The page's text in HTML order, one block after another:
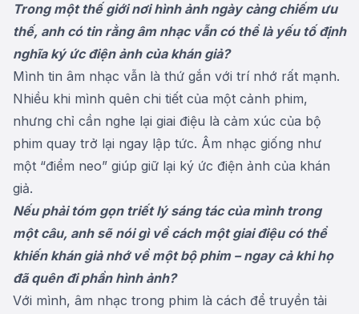
Trong một thế giới nơi hình ảnh ngày càng chiếm ưu
thế, anh có tin rằng âm nhạc vẫn có thể là yếu tố định
nghĩa ký ức điện ảnh của khán giả?
Mình tin âm nhạc vẫn là thứ gắn với trí nhớ rất mạnh.
Nhiều khi mình quên chi tiết của một cảnh phim,
nhưng chỉ cần nghe lại giai điệu là cảm xúc của bộ
phim quay trở lại ngay lập tức. Âm nhạc giống như
một “điểm neo” giúp giữ lại ký ức điện ảnh của khán
giả.
Nếu phải tóm gọn triết lý sáng tác của mình trong
một câu, anh sẽ nói gì về cách một giai điệu có thể
khiến khán giả nhớ về một bộ phim – ngay cả khi họ
đã quên đi phần hình ảnh?
Với mình, âm nhạc trong phim là cách để truyền tải